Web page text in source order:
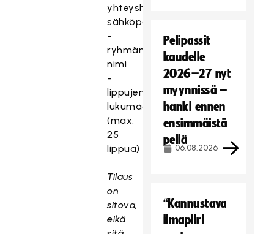
yhteyshenkilön
sähköpostiosoite
-
ryhmän
nimi
-
lippujen
lukumäärä
(max.
25
lippua)
Tilaus
on
sitova,
eikä
Pelipassit
kaudelle
2026–27 nyt
myynnissä –
hanki ennen
ensimmäistä
peliä
06.08.2026
“Kannustava
ilmapiiri